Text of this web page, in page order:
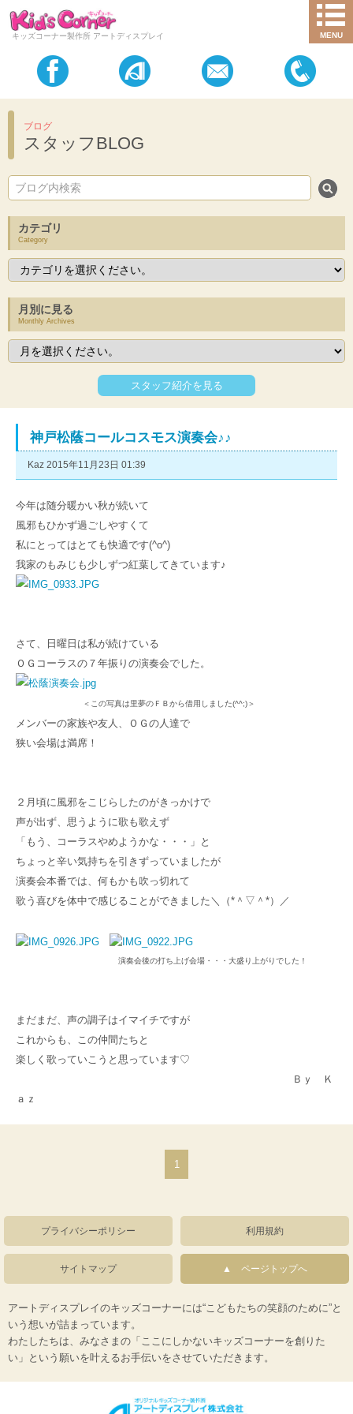
キッズコーナー製作所 アートディスプレイ MENU
ブログ
スタッフBLOG
カテゴリ
Category
月別に見る
Monthly Archives
スタッフ紹介を見る
神戸松蔭コールコスモス演奏会♪♪
Kaz 2015年11月23日 01:39
今年は随分暖かい秋が続いて
風邪もひかず過ごしやすくて
私にとってはとても快適です(^o^)
我家のもみじも少しずつ紅葉してきています♪
さて、日曜日は私が続けている
ＯＧコーラスの７年振りの演奏会でした。
＜この写真は里夢のＦＢから借用しました(^^;)＞
メンバーの家族や友人、ＯＧの人達で
狭い会場は満席！
２月頃に風邪をこじらしたのがきっかけで
声が出ず、思うように歌も歌えず
「もう、コーラスやめようかな・・・」と
ちょっと辛い気持ちを引きずっていましたが
演奏会本番では、何もかも吹っ切れて
歌う喜びを体中で感じることができました＼（*＾▽＾*）／
演奏会後の打ち上げ会場・・・大盛り上がりでした！
まだまだ、声の調子はイマイチですが
これからも、この仲間たちと
楽しく歌っていこうと思っています♡
Ｂｙ Ｋ
ａｚ
1
プライバシーポリシー 利用規約
サイトマップ ページトップへ
アートディスプレイのキッズコーナーには“こどもたちの笑顔のために”と
いう想いが詰まっています。
わたしたちは、みなさまの「ここにしかないキッズコーナーを創りた
い」という願いを叶えるお手伝いをさせていただきます。